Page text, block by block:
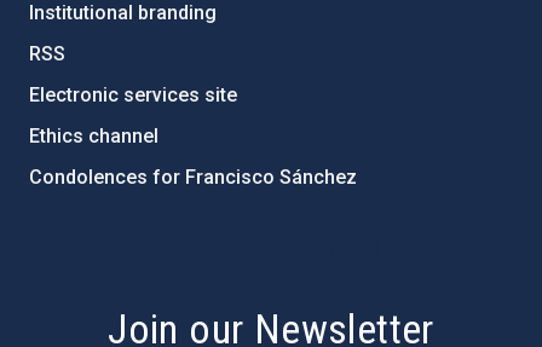
Institutional branding
RSS
Electronic services site
Ethics channel
Condolences for Francisco Sánchez
Join our Newsletter